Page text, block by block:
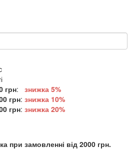
грн:
знижка 5%
грн: знижка 10%
грн: знижка 20%
при замовленні від 2000 грн.